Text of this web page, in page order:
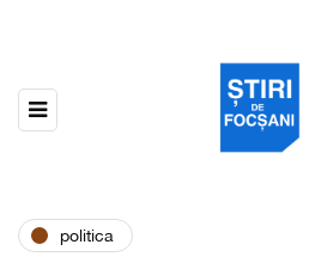
politica